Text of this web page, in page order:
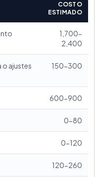
COSTO
ESTIMADO
1,700-
2,400
o ajustes
150-300
600-900
0-80
0-120
120-260